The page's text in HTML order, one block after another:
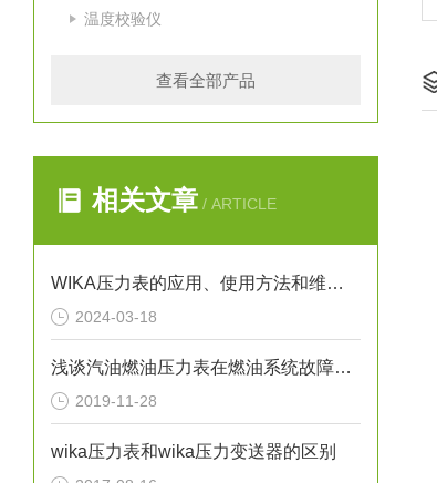
温度校验仪
查看全部产品
相关文章 / ARTICLE
WIKA压力表的应用、使用方法和维护要点解析
2024-03-18
浅谈汽油燃油压力表在燃油系统故障排除中的应用
2019-11-28
wika压力表和wika压力变送器的区别